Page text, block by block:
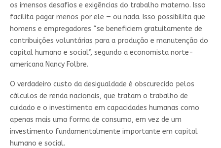
os imensos desafios e exigências do trabalho materno. Isso
facilita pagar menos por ele — ou nada. Isso possibilita que
homens e empregadores “se beneficiem gratuitamente de
contribuições voluntárias para a produção e manutenção do
capital humano e social”, segundo a economista norte-
americana Nancy Folbre.
O verdadeiro custo da desigualdade é obscurecido pelos
cálculos de renda nacionais, que tratam o trabalho de
cuidado e o investimento em capacidades humanas como
apenas mais uma forma de consumo, em vez de um
investimento fundamentalmente importante em capital
humano e social.